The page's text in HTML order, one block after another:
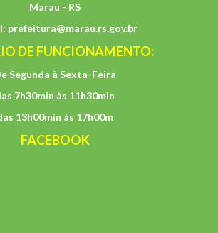
Marau - RS
prefeitura@marau.rs.gov.br
DE FUNCIONAMENTO:
Segunda à Sexta-Feira
7h30min às 11h30min
13h00min às 17h00m
FACEBOOK